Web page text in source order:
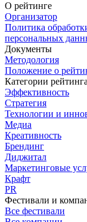
О рейтинге
Организатор
Политика
персональных
Документы
Методология
Положение о
Категории рейтинга
Эффективность
Стратегия
Технологии и
Медиа
Креативность
Брендинг
Диджитал
Маркетинговые
Крафт
PR
Фестивали и
Все фестивали